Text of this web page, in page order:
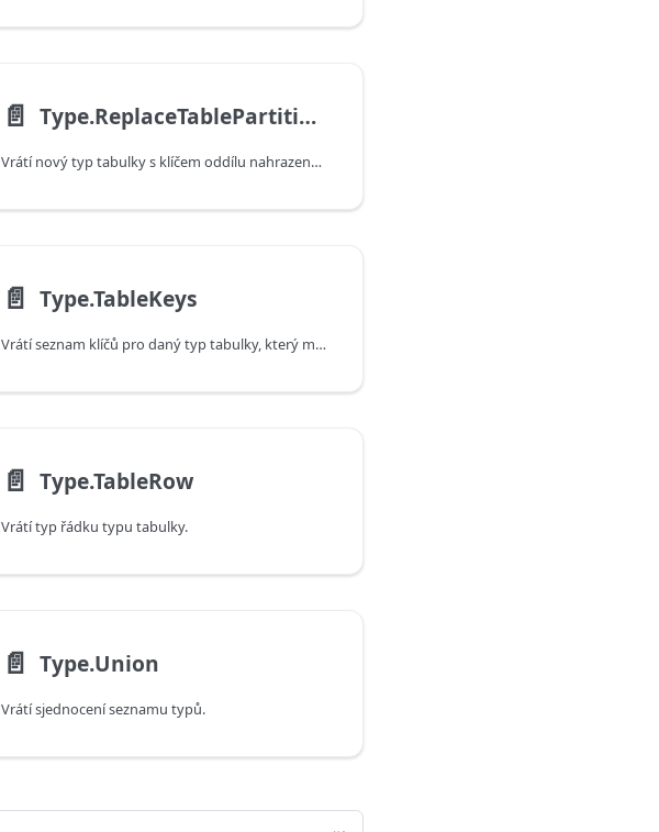
📄️ Type.ReplaceTablePartitionKey
Vrátí nový typ tabulky s klíčem oddílu nahrazeným zadaným klíčem oddílu.
📄️ Type.TableKeys
Vrátí seznam klíčů pro daný typ tabulky, který může být prázdný.
📄️ Type.TableRow
Vrátí typ řádku typu tabulky.
📄️ Type.Union
Vrátí sjednocení seznamu typů.